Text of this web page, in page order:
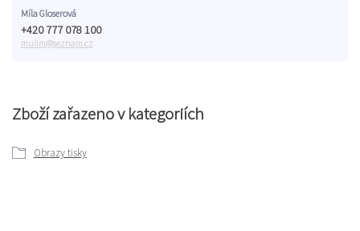
Zboží zařazeno v kategoriích
Obrazy tisky
Míla Gloserová
+420 777 078 100
mulim@seznam.cz